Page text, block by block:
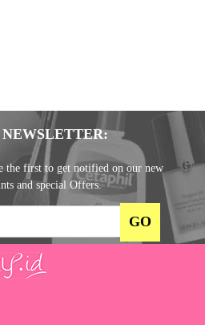
the first to get notified on our new
and special Offers.